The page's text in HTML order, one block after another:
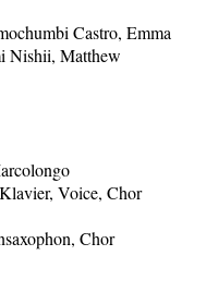
Castro, Emma
Nishii, Matthew
Voice, Chor
Chor